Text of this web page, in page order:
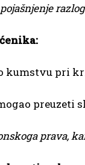
kumstvu pri
preuzeti
prava,